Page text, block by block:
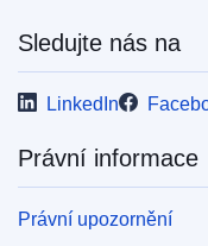
Sledujte nás na
LinkedIn
Právní informace
Právní upozornění